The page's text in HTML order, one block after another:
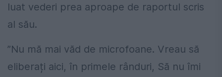
luat vederi prea aproape de raportul scris
al său.
”Nu mă mai văd de microfoane. Vreau să
eliberați aici, în primele rânduri, Să nu îmi